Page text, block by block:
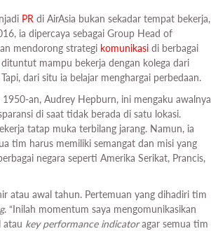
PR di AirAsia bukan sekadar tempat bekerja,
ia dipercaya sebagai Group Head of
mendorong strategi komunikasi di berbagai
mampu bekerja dengan kolega dari
dari situ ia belajar menghargai perbedaan.
an, Audrey Hepburn, ini mengaku awalnya
di saat tidak berada di satu lokasi.
tatap muka terbilang jarang. Namun, ia
tim harus memiliki semangat dan misi yang
negara seperti Amerika Serikat, Prancis,
atau awal tahun. Pertemuan yang dihadiri tim
. “Inilah momentum saya mengomunikasikan
atau key performance indicatoragar semua tim